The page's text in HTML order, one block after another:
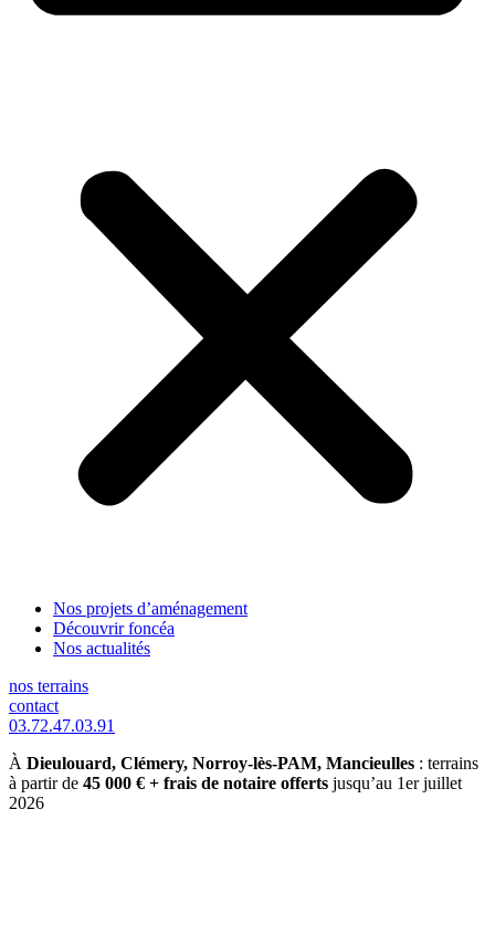
Nos projets d’aménagement
Découvrir foncéa
Nos actualités
nos terrains
contact
03.72.47.03.91
À Dieulouard, Clémery, Norroy-lès-PAM, Mancieulles : terrains
à partir de 45 000 € + frais de notaire offerts jusqu’au 1er juillet
2026